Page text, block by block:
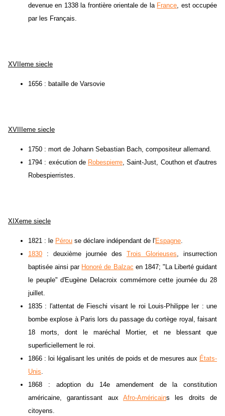
devenue en 1338 la frontière orientale de la France, est occupée
par les Français.
XVIIeme siecle
1656 : bataille de Varsovie
XVIIIeme siecle
1750 : mort de Johann Sebastian Bach, compositeur allemand.
1794 : exécution de Robespierre, Saint-Just, Couthon et d'autres
Robespierristes.
XIXeme siecle
1821 : le Pérou se déclare indépendant de l'Espagne.
1830 : deuxième journée des Trois Glorieuses, insurrection
baptisée ainsi par Honoré de Balzac en 1847; "La Liberté guidant
le peuple" d'Eugène Delacroix commémore cette journée du 28
juillet.
1835 : l'attentat de Fieschi visant le roi Louis-Philippe Ier : une
bombe explose à Paris lors du passage du cortège royal, faisant
18 morts, dont le maréchal Mortier, et ne blessant que
superficiellement le roi.
1866 : loi légalisant les unités de poids et de mesures aux États-
Unis.
1868 : adoption du 14e amendement de la constitution
américaine, garantissant aux Afro-Américains les droits de
citoyens.